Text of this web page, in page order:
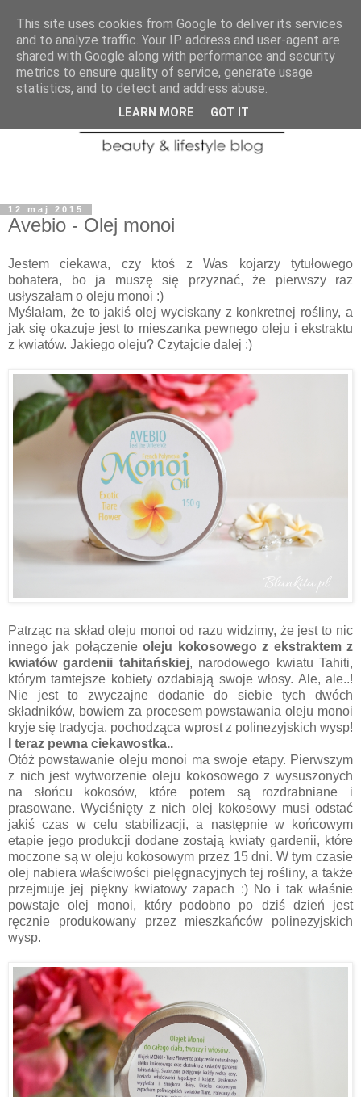
12 maj 2015
Avebio - Olej monoi
Jestem ciekawa, czy ktoś z Was kojarzy tytułowego
bohatera, bo ja muszę się przyznać, że pierwszy raz
usłyszałam o oleju monoi :)
Myślałam, że to jakiś olej wyciskany z konkretnej rośliny, a
jak się okazuje jest to mieszanka pewnego oleju i ekstraktu
z kwiatów. Jakiego oleju? Czytajcie dalej :)
Patrząc na skład oleju monoi od razu widzimy, że jest to nic
innego jak połączenieoleju kokosowego z ekstraktem z
kwiatów gardenii tahitańskiej, narodowego kwiatu Tahiti,
którym tamtejsze kobiety ozdabiają swoje włosy. Ale, ale..!
Nie jest to zwyczajne dodanie do siebie tych dwóch
składników, bowiem za procesem powstawania oleju monoi
kryje się tradycja, pochodząca wprost z polinezyjskich wysp!
I teraz pewna ciekawostka..
Otóż powstawanie oleju monoi ma swoje etapy. Pierwszym
z nich jest wytworzenie oleju kokosowego z wysuszonych
na słońcu kokosów, które potem są rozdrabniane i
prasowane. Wyciśnięty z nich olej kokosowy musi odstać
jakiś czas w celu stabilizacji, a następnie w końcowym
etapie jego produkcji dodane zostają kwiaty gardenii, które
moczone są w oleju kokosowym przez 15 dni. W tym czasie
olej nabiera właściwości pielęgnacyjnych tej rośliny, a także
przejmuje jej piękny kwiatowy zapach :) No i tak właśnie
powstaje olej monoi, który podobno po dziś dzień jest
ręcznie produkowany przez mieszkańców polinezyjskich
wysp.
This site uses cookies from Google to deliver its services
and to analyze traffic. Your IP address and user-agent are
shared with Google along with performance and security
metrics to ensure quality of service, generate usage
statistics, and to detect and address abuse.
LEARN MORE GOT IT